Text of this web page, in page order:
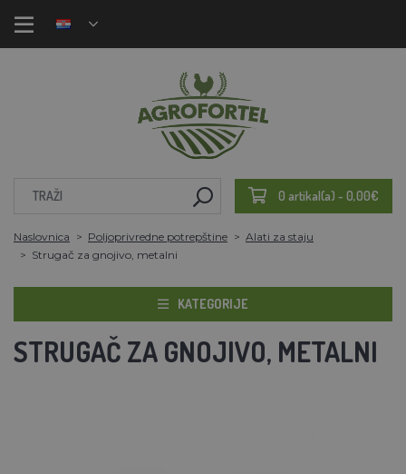
0 artikal(a) - 0,00€
Naslovnica Poljoprivredne potrepštine
Alati za staju
Strugač za gnojivo, metalni
KATEGORIJE
STRUGAČ ZA GNOJIVO, METALNI